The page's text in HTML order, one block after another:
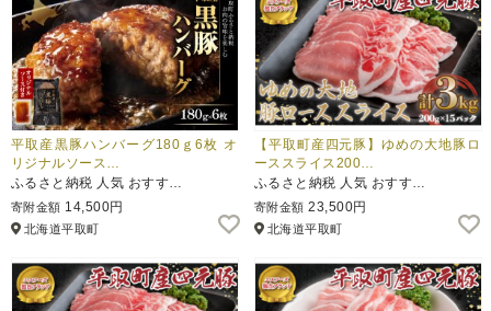
平取産黒豚ハンバーグ180ｇ6枚 オ
リジナルソース…
ふるさと納税 人気 おすす…
寄附金額 14,500円
北海道平取町
【平取町産四元豚】ゆめの大地豚ロ
ーススライス200…
ふるさと納税 人気 おすす…
寄附金額 23,500円
北海道平取町